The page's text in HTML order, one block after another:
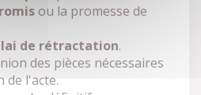
ou la promesse de
de rétractation.
des pièces nécessaires
de l'acte.